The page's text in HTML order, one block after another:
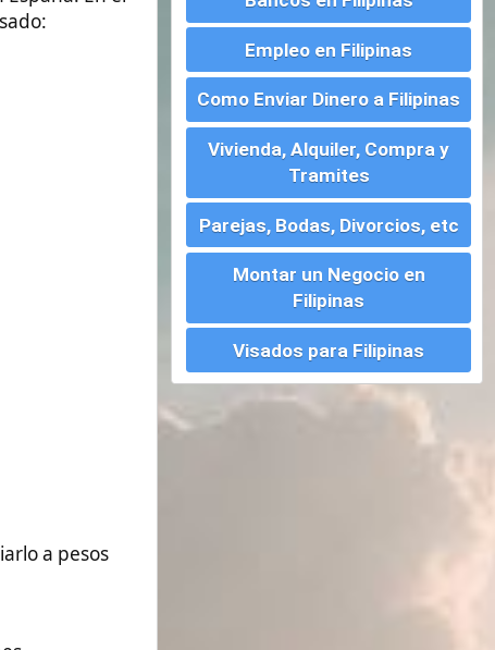
Parejas, Bodas, Divorcios, etc
Montar un Negocio en
Visados para Filipinas